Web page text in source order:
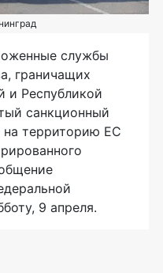
службы
граничащих
и Республикой
санкционный
на территорию ЕС
9 апреля.